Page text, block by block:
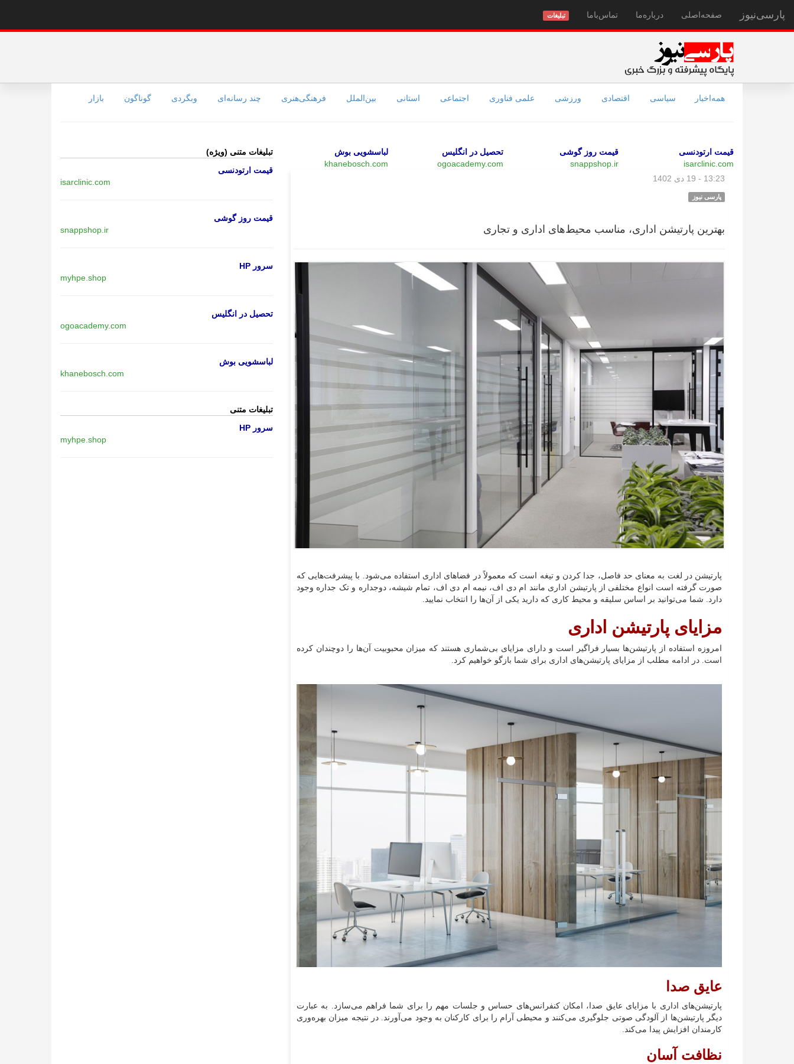
پارسی‌نیوز صفحه‌اصلی درباره‌ما تماس‌با‌ما تبلیغات
همه‌اخبار سیاسی اقتصادی ورزشی علمی فناوری اجتماعی استانی بین‌الملل فرهنگی‌هنری چند رسانه‌ای وبگردی گوناگون بازار
قیمت ارتودنسی
isarclinic.com
قیمت روز گوشی
snappshop.ir
تحصیل در انگلیس
ogoacademy.com
لباسشویی بوش
khanebosch.com
13:23 - 19 دی 1402
پارسی نیوز
بهترین پارتیشن اداری، مناسب محیط‌های اداری و تجاری
پارتیشن در لغت به معنای حد فاصل، جدا کردن و تیغه است که معمولاً در فضاهای اداری استفاده می‌شود. با پیشرفت‌هایی که
صورت گرفته است انواع مختلفی از پارتیشن اداری مانند ام دی اف، نیمه ام دی اف، تمام شیشه، دوجداره و تک جداره وجود
دارد. شما می‌توانید بر اساس سلیقه و محیط کاری که دارید یکی از آن‌ها را انتخاب نمایید.
مزایای پارتیشن اداری
امروزه استفاده از پارتیشن‌ها بسیار فراگیر است و دارای مزایای بی‌شماری هستند که میزان محبوبیت آن‌ها را دوچندان کرده
است. در ادامه مطلب از مزایای پارتیشن‌های اداری برای شما بازگو خواهیم کرد.
عایق صدا
پارتیشن‌های اداری با مزایای عایق صدا، امکان کنفرانس‌های حساس و جلسات مهم را برای شما فراهم می‌سازد. به عبارت
دیگر پارتیشن‌ها از آلودگی صوتی جلوگیری می‌کنند و محیطی آرام را برای کارکنان به وجود می‌آورند. در نتیجه میزان بهره‌وری
کارمندان افزایش پیدا می‌کند.
نظافت آسان
تبلیغات متنی (ویژه)
قیمت ارتودنسی
isarclinic.com
قیمت روز گوشی
snappshop.ir
سرور HP
myhpe.shop
تحصیل در انگلیس
ogoacademy.com
لباسشویی بوش
khanebosch.com
تبلیغات متنی
سرور HP
myhpe.shop